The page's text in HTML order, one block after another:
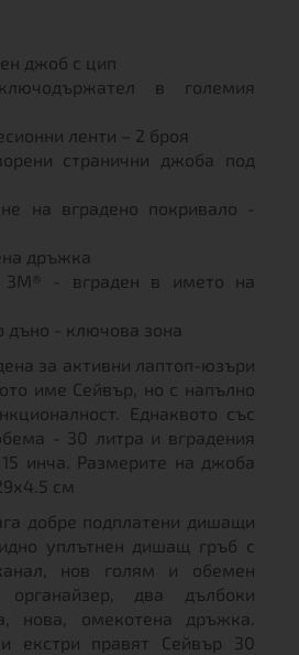
джоб с цип
в големия
ленти – 2 броя
странични джоба под
на вградено покривало -
дръжка
3М® - вграден в името на
дъно - ключова зона
за активни лаптоп-юзъри
име Сейвър, но с напълно
Еднаквото със
- 30 литра и вградения
инча. Размерите на джоба
см
добре подплатени дишащи
уплътнен дишащ гръб с
нов голям и обемен
два дълбоки
нова, омекотена дръжка.
екстри правят Сейвър 30